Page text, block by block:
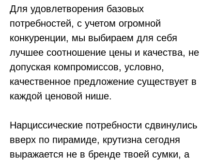
Для удовлетворения базовых
потребностей, с учетом огромной
конкуренции, мы выбираем для себя
лучшее соотношение цены и качества, не
допуская компромиссов, условно,
качественное предложение существует в
каждой ценовой нише.
Нарциссические потребности сдвинулись
вверх по пирамиде, крутизна сегодня
выражается не в бренде твоей сумки, а